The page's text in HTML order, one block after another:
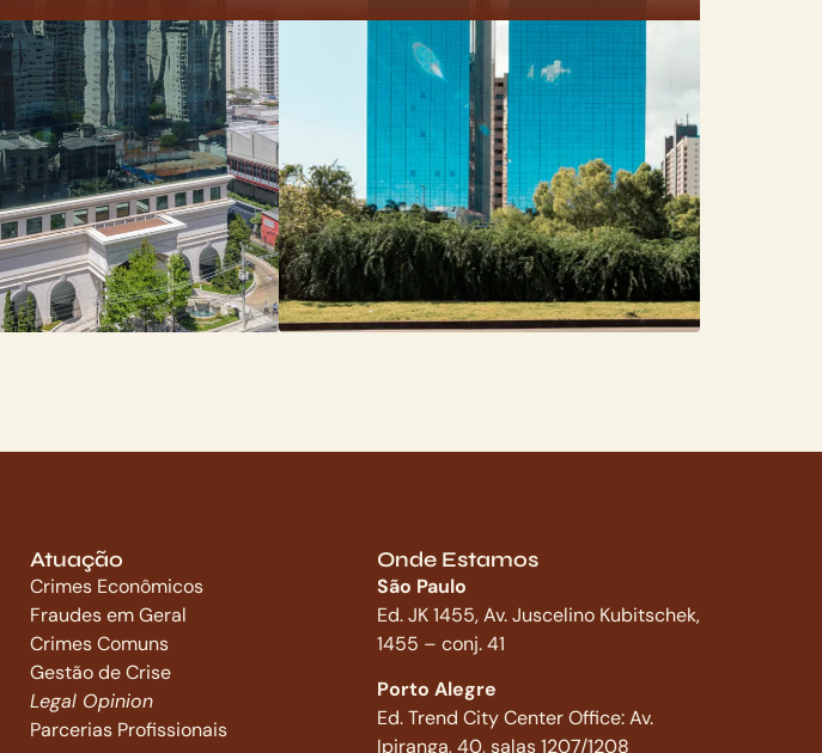
Atuação
Crimes Econômicos
Fraudes em Geral
Crimes Comuns
Gestão de Crise
Legal Opinion
Parcerias Profissionais
Onde Estamos
São Paulo
Ed. JK 1455, Av. Juscelino Kubitschek,
1455 – conj. 41
Porto Alegre
Ed. Trend City Center Office: Av.
Ipiranga, 40, salas 1207/1208